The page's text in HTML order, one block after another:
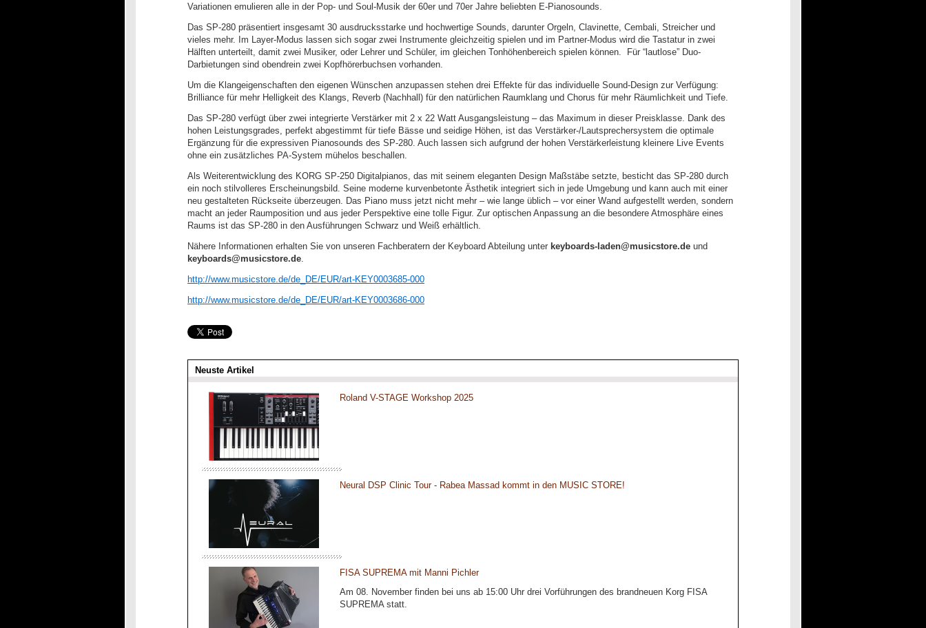
Variationen emulieren alle in der Pop- und Soul-Musik der 60er und 70er Jahre beliebten E-Pianosounds.
Das SP-280 präsentiert insgesamt 30 ausdrucksstarke und hochwertige Sounds, darunter Orgeln, Clavinette, Cembali, Streicher und
vieles mehr. Im Layer-Modus lassen sich sogar zwei Instrumente gleichzeitig spielen und im Partner-Modus wird die Tastatur in zwei
Hälften unterteilt, damit zwei Musiker, oder Lehrer und Schüler, im gleichen Tonhöhenbereich spielen können. Für “lautlose” Duo-
Darbietungen sind obendrein zwei Kopfhörerbuchsen vorhanden.
Um die Klangeigenschaften den eigenen Wünschen anzupassen stehen drei Effekte für das individuelle Sound-Design zur Verfügung:
Brilliance für mehr Helligkeit des Klangs, Reverb (Nachhall) für den natürlichen Raumklang und Chorus für mehr Räumlichkeit und Tiefe.
Das SP-280 verfügt über zwei integrierte Verstärker mit 2 x 22 Watt Ausgangsleistung – das Maximum in dieser Preisklasse. Dank des
hohen Leistungsgrades, perfekt abgestimmt für tiefe Bässe und seidige Höhen, ist das Verstärker-/Lautsprechersystem die optimale
Ergänzung für die expressiven Pianosounds des SP-280. Auch lassen sich aufgrund der hohen Verstärkerleistung kleinere Live Events
ohne ein zusätzliches PA-System mühelos beschallen.
Als Weiterentwicklung des KORG SP-250 Digitalpianos, das mit seinem eleganten Design Maßstäbe setzte, besticht das SP-280 durch
ein noch stilvolleres Erscheinungsbild. Seine moderne kurvenbetonte Ästhetik integriert sich in jede Umgebung und kann auch mit einer
neu gestalteten Rückseite überzeugen. Das Piano muss jetzt nicht mehr – wie lange üblich – vor einer Wand aufgestellt werden, sondern
macht an jeder Raumposition und aus jeder Perspektive eine tolle Figur. Zur optischen Anpassung an die besondere Atmosphäre eines
Raums ist das SP-280 in den Ausführungen Schwarz und Weiß erhältlich.
Nähere Informationen erhalten Sie von unseren Fachberatern der Keyboard Abteilung unter keyboards-laden@musicstore.de und
keyboards@musicstore.de.
http://www.musicstore.de/de_DE/EUR/art-KEY0003685-000
http://www.musicstore.de/de_DE/EUR/art-KEY0003686-000
Neuste Artikel
Roland V-STAGE Workshop 2025
Neural DSP Clinic Tour - Rabea Massad kommt in den MUSIC STORE!
FISA SUPREMA mit Manni Pichler
Am 08. November finden bei uns ab 15:00 Uhr drei Vorführungen des brandneuen Korg FISA
SUPREMA statt.